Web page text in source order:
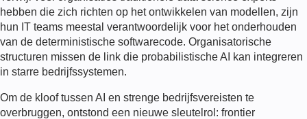
hebben die zich richten op het ontwikkelen van modellen, zijn
hun IT teams meestal verantwoordelijk voor het onderhouden
van de deterministische softwarecode. Organisatorische
structuren missen de link die probabilistische AI kan integreren
in starre bedrijfssystemen.
Om de kloof tussen AI en strenge bedrijfsvereisten te
overbruggen, ontstond een nieuwe sleutelrol: frontier